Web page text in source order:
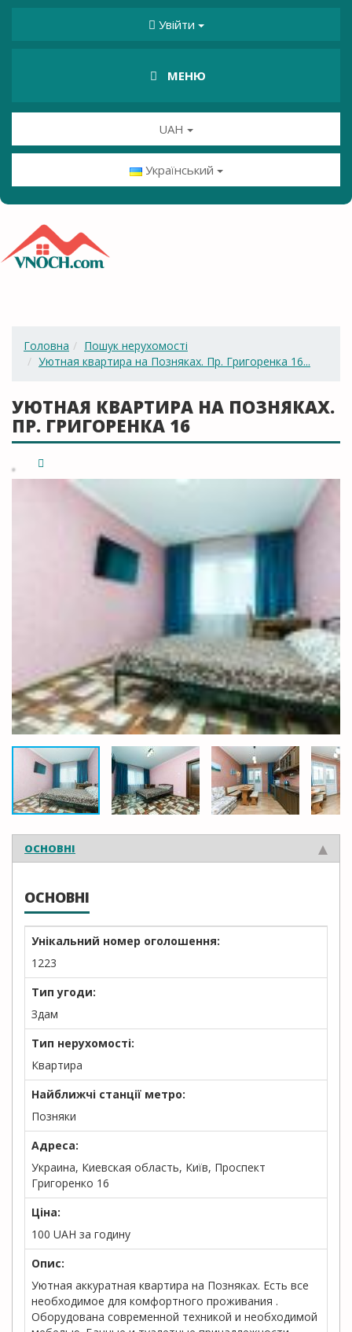
Увійти
МЕНЮ
UAH
Український
Головна
Пошук нерухомості
Уютная квартира на Позняках. Пр. Григоренка 16...
УЮТНАЯ КВАРТИРА НА ПОЗНЯКАХ.
ПР. ГРИГОРЕНКА 16
ОСНОВНІ
ОСНОВНІ
Унікальний номер оголошення:
1223
Тип угоди:
Здам
Тип нерухомості:
Квартира
Найближчі станції метро:
Позняки
Адреса:
Украина, Киевская область, Київ, Проспект
Григоренко 16
Ціна:
100 UAH за годину
Опис:
Уютная аккуратная квартира на Позняках. Есть все
необходимое для комфортного проживания .
Оборудована современной техникой и необходимой